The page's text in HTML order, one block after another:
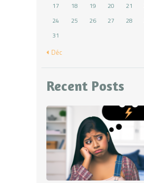
17
18 19 20 21
24
25 26 27 28
31
« Déc
Recent Posts